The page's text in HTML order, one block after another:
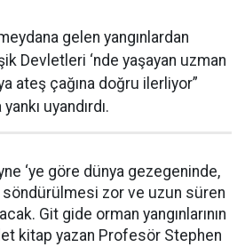
gelen yangınlardan
Devletleri ‘nde yaşayan uzman
ateş çağına doğru ilerliyor”
uyandırdı.
‘ye göre dünya gezegeninde,
zor ve uzun süren
Git gide orman yangınlarının
kitap yazan Profesör Stephen